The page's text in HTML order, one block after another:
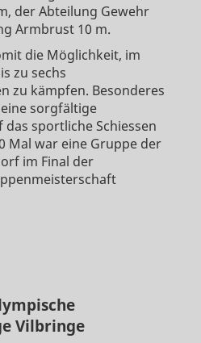
der Abteilung Gewehr
Armbrust 10 m.
die Möglichkeit, im
zu sechs
zu kämpfen. Besonderes
sorgfältige
sportliche Schiessen
Mal war eine Gruppe der
im Final der
Vilbringe